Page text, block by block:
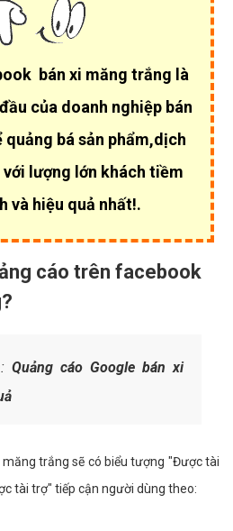
bán xi măng trắng là
của doanh nghiệp bán
bá sản phẩm,dịch
lượng lớn khách tiềm
và hiệu quả nhất!.
cáo trên facebook
Quảng cáo Google bán xi
trắng sẽ có biểu tượng "Được tài
tài trợ" tiếp cận người dùng theo: